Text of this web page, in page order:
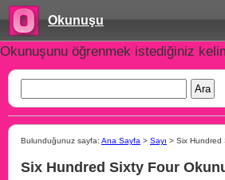
Okunuşu
Okunuşunu öğrenmek istediğiniz
Bulunduğunuz sayfa: Ana Sayfa > Sayı > Six Hundred
Six Hundred Sixty Four